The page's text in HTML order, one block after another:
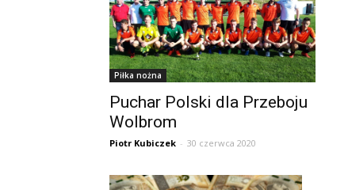
Piłka nożna
Puchar Polski dla Przeboju
Wolbrom
Piotr Kubiczek - 30 czerwca 2020